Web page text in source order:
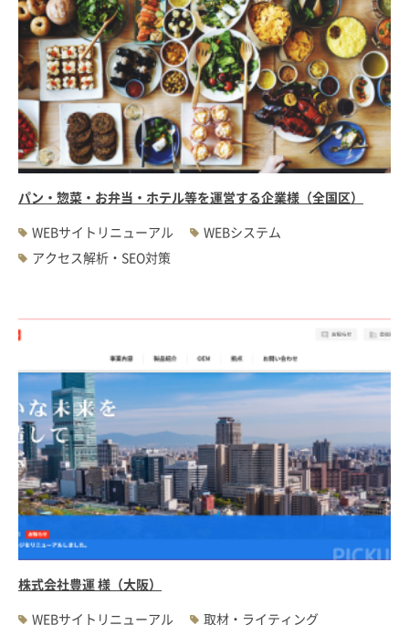
パン・惣菜・お弁当・ホテル等を運営する企業様（全国区）
WEBサイトリニューアル
WEBシステム
アクセス解析・SEO対策
株式会社豊運 様（大阪）
WEBサイトリニューアル
取材・ライティング